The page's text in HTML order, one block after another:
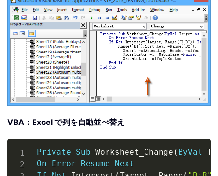
VBA：Excel で列を自動並べ替え
Private Sub Worksheet_Change ( ByVal
On
Error Resume
Next
Copy